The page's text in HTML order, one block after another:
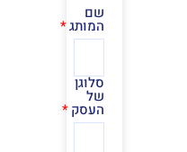
שם
המותג
סלוגן
של
העסק